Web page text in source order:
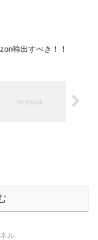
輸出すべき！！
ル